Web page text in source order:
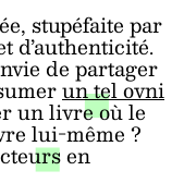
stupéfaite par
d’authenticité.
de partager
un tel ovni
un livre où le
lui-même ?
en